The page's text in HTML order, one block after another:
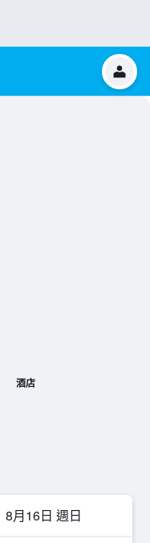
酒店
8月16日 週日